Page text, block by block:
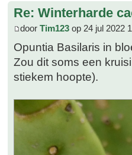
Re: Winterharde
door Tim123 op 24 jul 2022
Opuntia Basilaris in
Zou dit soms een
stiekem hoopte).